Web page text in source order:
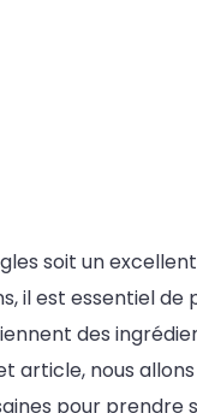
soit un
il est essentiel
des
article, nous
pour prendre